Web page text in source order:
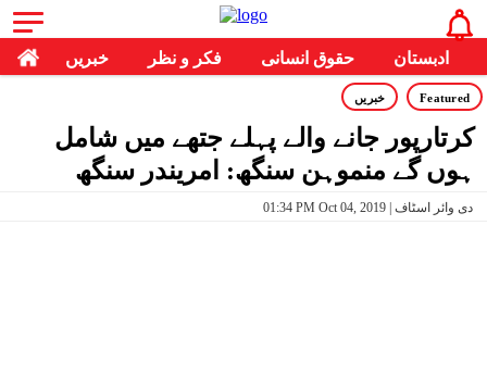
خبریں فکر و نظر حقوق انسانی ادبستان
Featured خبریں
کرتارپور جانے والے پہلے جتھے میں شامل
ہوں‌ گے منموہن سنگھ: امریندر سنگھ
01:34 PM Oct 04, 2019 | دی وائر اسٹاف